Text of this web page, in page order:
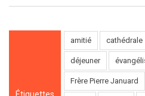
amitié cathédrale
déjeuner
Frère Pierre Januard